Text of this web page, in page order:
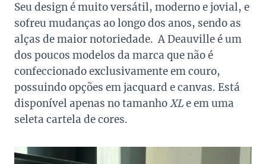
Seu design é muito versátil, moderno e jovial, e
sofreu mudanças ao longo dos anos, sendo as
alças de maior notoriedade. A Deauville é um
dos poucos modelos da marca que não é
confeccionado exclusivamente em couro,
possuindo opções em jacquard e canvas. Está
disponível apenas no tamanhoXLe em uma
seleta cartela de cores.